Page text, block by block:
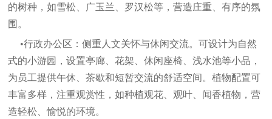
的树种，如雪松、广玉兰、罗汉松等，营造庄重、有序的氛
围。
•行政办公区：侧重人文关怀与休闲交流。可设计为自然
式的小游园，设置亭廊、花架、休闲座椅、浅水池等小品，
为员工提供午休、茶歇和短暂交流的舒适空间。植物配置可
丰富多样，注重观赏性，如种植观花、观叶、闻香植物，营
造轻松、愉悦的环境。